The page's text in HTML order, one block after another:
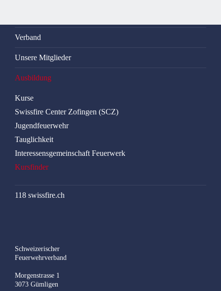
Verband
Unsere Mitglieder
Ausbildung
Kurse
Swissfire Center Zofingen (SCZ)
Jugendfeuerwehr
Tauglichkeit
Interessensgemeinschaft Feuerwerk
Kursfinder
118 swissfire.ch
Schweizerischer
Feuerwehrverband
Morgenstrasse 1
3073 Gümligen